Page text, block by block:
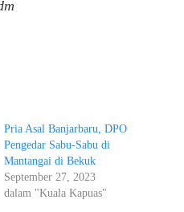
Pria Asal Banjarbaru, DPO
Pengedar Sabu-Sabu di
Mantangai di Bekuk
September 27, 2023
dalam "Kuala Kapuas"